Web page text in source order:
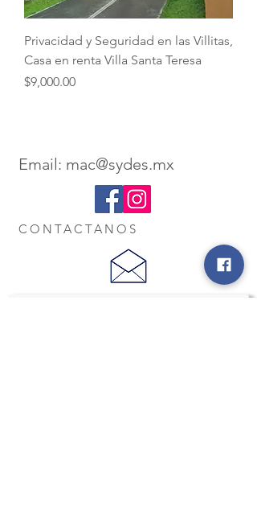
Privacidad y Seguridad en las Villitas,
Casa en renta Villa Santa Teresa
Precio
$9,000.00
Email: mac@sydes.mx
CONTACTANOS